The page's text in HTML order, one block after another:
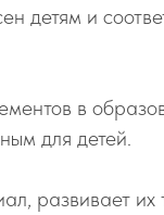
детям и
в
для детей.
развивает их